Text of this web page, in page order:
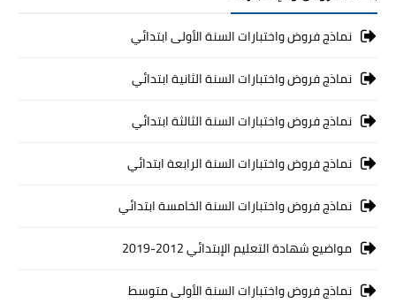
نماذج فروض واختبارات السنة الأولى ابتدائي
نماذج فروض واختبارات السنة الثانية ابتدائي
نماذج فروض واختبارات السنة الثالثة ابتدائي
نماذج فروض واختبارات السنة الرابعة ابتدائي
نماذج فروض واختبارات السنة الخامسة ابتدائي
مواضيع شهادة التعليم الإبتدائي 2012-2019
نماذج فروض واختبارات السنة الأولى متوسط